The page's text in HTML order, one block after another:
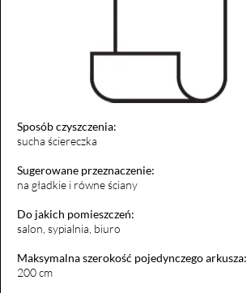
Sposób czyszczenia:
sucha ściereczka
Sugerowane przeznaczenie:
na gładkie i równe ściany
Do jakich pomieszczeń:
salon, sypialnia, biuro
Maksymalna szerokość pojedynczego arkusza:
200 cm